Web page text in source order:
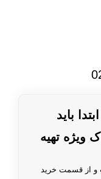
باید
تهیه
و از قسمت خرید